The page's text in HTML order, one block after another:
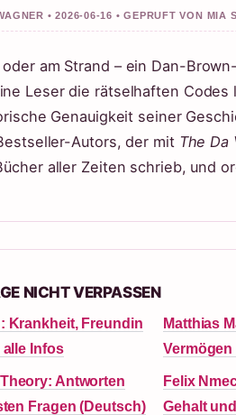
• 2026-06-16 • GEPRUFT VON MIA
am Strand – ein Dan-
Leser die rätselhaften
Genauigkeit seiner
Autors, der mit The Da
aller Zeiten schrieb, und
NICHT VERPASSEN
Krankheit, Freundin
Infos
Matthias
Antworten
Fragen (Deutsch)
Felix
Gehalt